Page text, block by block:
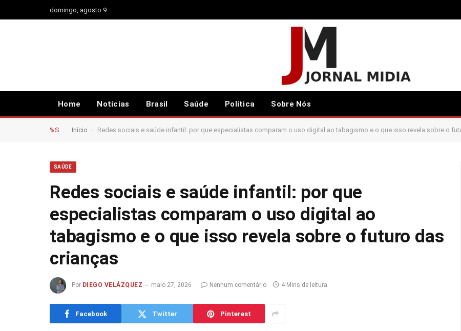
domingo, agosto 9
Home Notícias Brasil Saúde Política Sobre Nós
%S Início - Redes sociais e saúde infantil: por que especialistas comparam o uso digital ao tabagismo e o que isso revela sobre o
SAÚDE
Redes sociais e saúde infantil: por que
especialistas comparam o uso digital ao
tabagismo e o que isso revela sobre o futuro das
crianças
Por DIEGO VELÁZQUEZ maio 27, 2026 Nenhum comentário 4 Mins de leitura
Facebook Twitter Pinterest